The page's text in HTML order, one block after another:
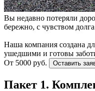
Вы недавно потеряли
бережно, с чувством
Наша компания создана
ушедшими и готовы
От 5000 руб.
Оставить
Пакет 1.